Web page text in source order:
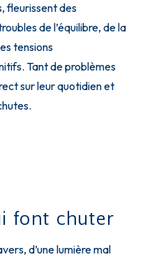
fleurissent des
de l’équilibre, de la
tensions
Tant de problèmes
sur leur quotidien et
font chuter
d’une lumière mal